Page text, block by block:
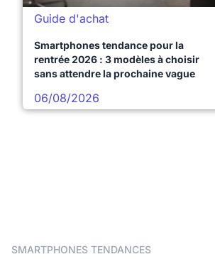
Guide d'achat
Smartphones tendance pour la
rentrée 2026 : 3 modèles à choisir
sans attendre la prochaine vague
06/08/2026
SMARTPHONES TENDANCES